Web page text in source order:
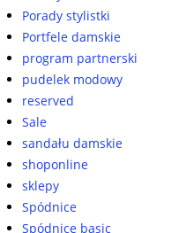
Porady stylistki
Portfele damskie
program partnerski
pudelek modowy
reserved
Sale
sandału damskie
shoponline
sklepy
Spódnice
Spódnice basic